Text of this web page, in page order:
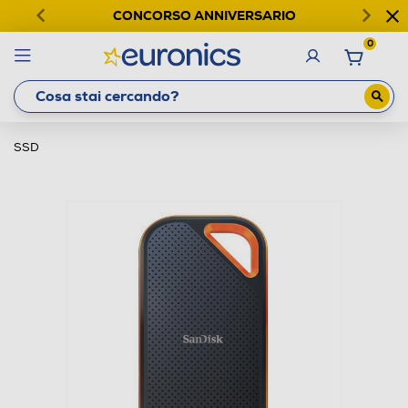
CONCORSO ANNIVERSARIO
0
SSD